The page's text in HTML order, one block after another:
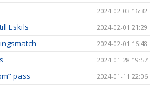
2024-02-03 16:32
Eskils 2024-02-01 21:29
2024-02-01 16:48
2024-01-28 19:57
pass 2024-01-11 22:06